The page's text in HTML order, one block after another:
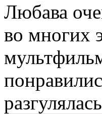
Любава
во многих